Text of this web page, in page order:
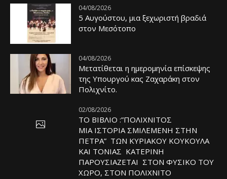
04/08/2026
5 Αυγούστου, μια ξεχωριστή βραδιά
στον Μεσότοπο
04/08/2026
Μετατίθεται η ημερομηνία επίσκεψης
της Υπουργού κας Ζαχαράκη στον
Πολιχνίτο.
02/08/2026
ΤΟ ΒΙΒΛΙΟ :”ΠΟΛΙΧΝΙΤΟΣ
ΜΙΑ ΙΣΤΟΡΙΑ ΣΜΙΛΕΜΕΝΗ ΣΤΗΝ
ΠΕΤΡΑ” ΤΩΝ ΚΥΡΙΑΚΟΥ ΚΟΥΚΟΥΛΑ
ΚΑΙ ΤΟΝΙΑΣ ΚΑΤΕΡΙΝΗ
ΠΑΡΟΥΣΙΑΖΕΤΑΙ ΣΤΟΝ ΦΥΣΙΚΟ ΤOY
ΧΩΡΟ, ΣΤΟΝ ΠΟΛΙΧΝΙΤΟ